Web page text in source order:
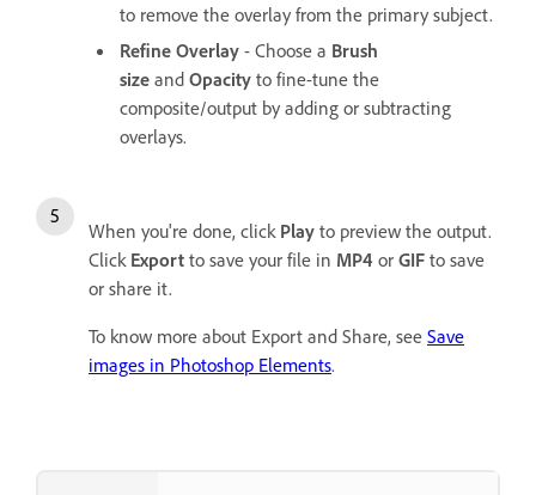
to remove the overlay from the primary subject.
Refine Overlay - Choose a Brush
size and Opacity to fine-tune the
composite/output by adding or subtracting
overlays.
When you're done, click Play to preview the output.
Click Export to save your file in MP4 or GIF to save
or share it.
To know more about Export and Share, see Save
images in Photoshop Elements.